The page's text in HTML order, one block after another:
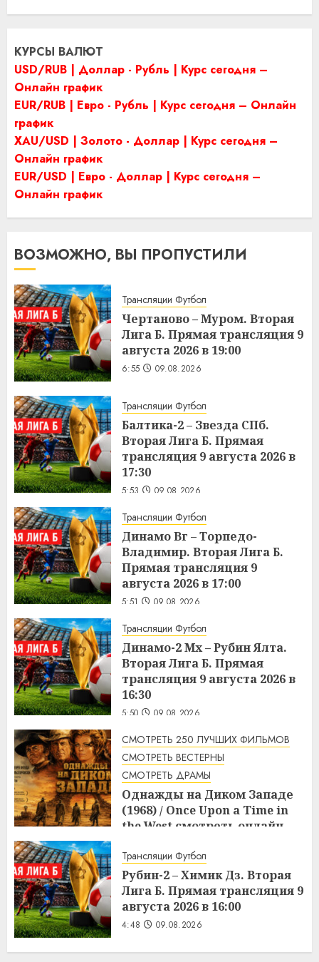
КУРСЫ ВАЛЮТ
USD/RUB | Доллар - Рубль | Курс сегодня –
Онлайн график
EUR/RUB | Евро - Рубль | Курс сегодня – Онлайн
график
XAU/USD | Золото - Доллар | Курс сегодня –
Онлайн график
EUR/USD | Евро - Доллар | Курс сегодня –
Онлайн график
ВОЗМОЖНО, ВЫ ПРОПУСТИЛИ
Трансляции Футбол
Чертаново – Муром. Вторая
Лига Б. Прямая трансляция 9
августа 2026 в 19:00
6:55 09.08.2026
Трансляции Футбол
Балтика-2 – Звезда СПб.
Вторая Лига Б. Прямая
трансляция 9 августа 2026 в
17:30
5:53 09.08.2026
Трансляции Футбол
Динамо Вг – Торпедо-
Владимир. Вторая Лига Б.
Прямая трансляция 9
августа 2026 в 17:00
5:51 09.08.2026
Трансляции Футбол
Динамо-2 Мх – Рубин Ялта.
Вторая Лига Б. Прямая
трансляция 9 августа 2026 в
16:30
5:50 09.08.2026
СМОТРЕТЬ 250 ЛУЧШИХ ФИЛЬМОВ
СМОТРЕТЬ ВЕСТЕРНЫ
СМОТРЕТЬ ДРАМЫ
Однажды на Диком Западе
(1968) / Once Upon a Time in
the West смотреть онлайн
Трансляции Футбол
Рубин-2 – Химик Дз. Вторая
Лига Б. Прямая трансляция 9
августа 2026 в 16:00
4:48 09.08.2026